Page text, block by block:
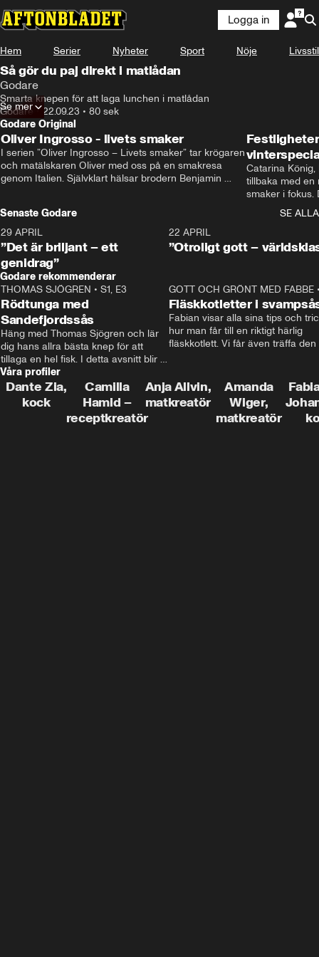
Logga in
Hem Serier Nyheter Sport Nöje Livsstil
Så gör du paj direkt i matlådan
Godare
Smarta knepen för att laga lunchen i matlådan
Godare • 22.09.23 • 80 sek
Se mer
Godare Original
Oliver Ingrosso - livets smaker
I serien ”Oliver Ingrosso – Livets smaker” tar krögaren
och matälskaren Oliver med oss på en smakresa
genom Italien. Självklart hälsar brodern Benjamin
Catarina
tillbaka med en
smaker i fokus.
julfavoriter
Senaste Godare
SE ALLA
29 APRIL
”Det är briljant – ett
genidrag”
22 APRIL
”Otroligt gott –
Godare rekommenderar
THOMAS SJÖGREN • S1, E3
Rödtunga med
Sandefjordssås
Häng med Thomas Sjögren och lär
dig hans allra bästa knep för att
tillaga en hel fisk. I detta avsnitt blir
de helstekt rödtunga med
sandefjordssås och en magisk sallad
på pepparrot och äpple.
GOTT OCH GRÖNT MED FABBE
Fläskkotletter i
Fabian visar alla sina tips och
hur man får till en riktigt härlig
fläskkotlett. Vi får även träffa den
grisbonde på Gotland.
Våra profiler
Dante Zia,
kock
Camilla
Hamid –
receptkreatör
Anja Allvin,
matkreatör
Amanda
Wiger,
matkreatör